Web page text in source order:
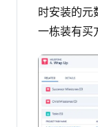
时安装的元
一栋装有买